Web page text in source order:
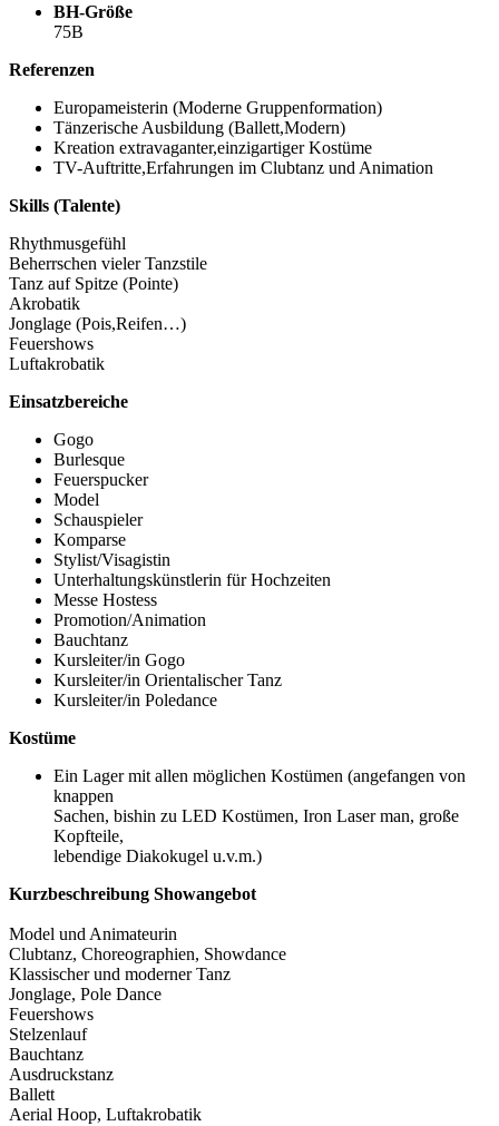
BH-Größe
75B
Referenzen
Europameisterin (Moderne Gruppenformation)
Tänzerische Ausbildung (Ballett,Modern)
Kreation extravaganter,einzigartiger Kostüme
TV-Auftritte,Erfahrungen im Clubtanz und Animation
Skills (Talente)
Rhythmusgefühl
Beherrschen vieler Tanzstile
Tanz auf Spitze (Pointe)
Akrobatik
Jonglage (Pois,Reifen…)
Feuershows
Luftakrobatik
Einsatzbereiche
Gogo
Burlesque
Feuerspucker
Model
Schauspieler
Komparse
Stylist/Visagistin
Unterhaltungskünstlerin für Hochzeiten
Messe Hostess
Promotion/Animation
Bauchtanz
Kursleiter/in Gogo
Kursleiter/in Orientalischer Tanz
Kursleiter/in Poledance
Kostüme
Ein Lager mit allen möglichen Kostümen (angefangen von
knappen
Sachen, bishin zu LED Kostümen, Iron Laser man, große
Kopfteile,
lebendige Diakokugel u.v.m.)
Kurzbeschreibung Showangebot
Model und Animateurin
Clubtanz, Choreographien, Showdance
Klassischer und moderner Tanz
Jonglage, Pole Dance
Feuershows
Stelzenlauf
Bauchtanz
Ausdruckstanz
Ballett
Aerial Hoop, Luftakrobatik